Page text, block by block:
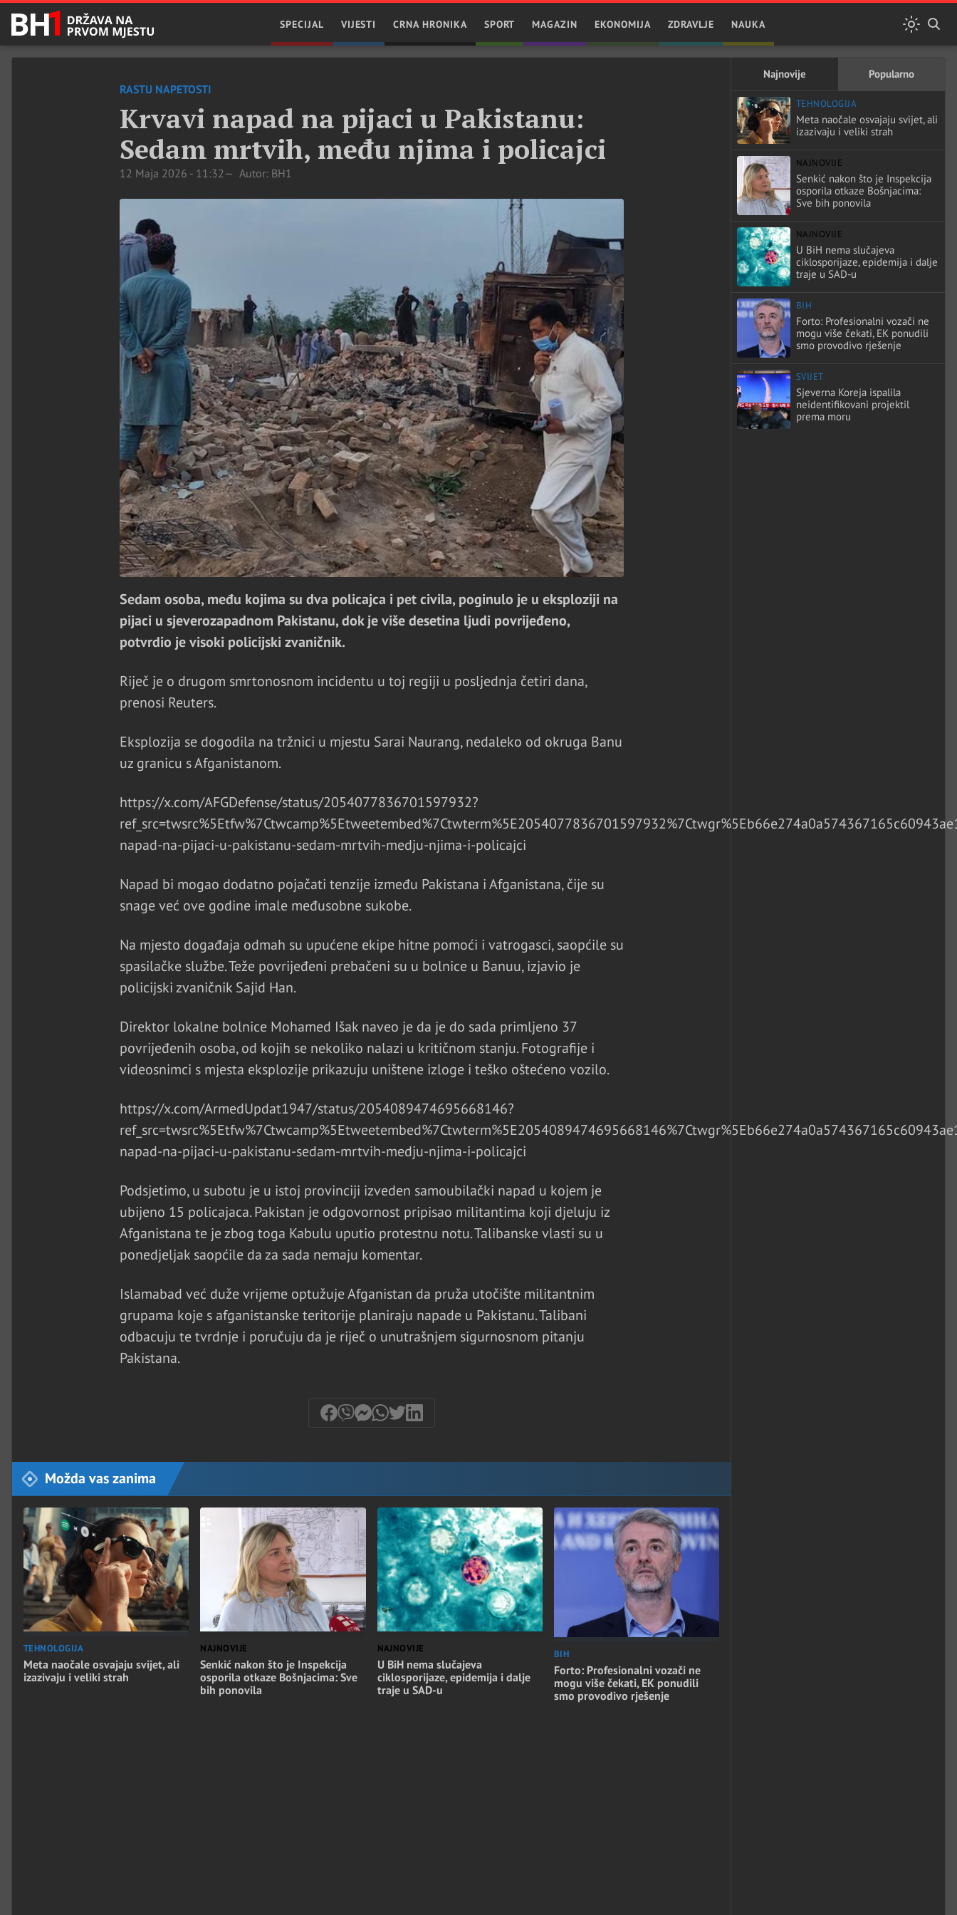
SPECIJAL VIJESTI CRNA HRONIKA SPORT MAGAZIN EKONOMIJA ZDRAVLJE NAUKA
RASTU NAPETOSTI
Krvavi napad na pijaci u Pakistanu:
Sedam mrtvih, među njima i policajci
12 Maja 2026 - 11:32 Autor: BH1
Sedam osoba, među kojima su dva policajca i pet civila, poginulo je u eksploziji na
pijaci u sjeverozapadnom Pakistanu, dok je više desetina ljudi povrijeđeno,
potvrdio je visoki policijski zvaničnik.
Riječ je o drugom smrtonosnom incidentu u toj regiji u posljednja četiri dana,
prenosi Reuters.
Eksplozija se dogodila na tržnici u mjestu Sarai Naurang, nedaleko od okruga Banu
uz granicu s Afganistanom.
https://x.com/AFGDefense/status/2054077836701597932?
napad-na-pijaci-u-pakistanu-sedam-mrtvih-medju-njima-i-policajci
Napad bi mogao dodatno pojačati tenzije između Pakistana i Afganistana, čije su
snage već ove godine imale međusobne sukobe.
Na mjesto događaja odmah su upućene ekipe hitne pomoći i vatrogasci, saopćile su
spasilačke službe. Teže povrijeđeni prebačeni su u bolnice u Banuu, izjavio je
policijski zvaničnik Sajid Han.
Direktor lokalne bolnice Mohamed Išak naveo je da je do sada primljeno 37
povrijeđenih osoba, od kojih se nekoliko nalazi u kritičnom stanju. Fotografije i
videosnimci s mjesta eksplozije prikazuju uništene izloge i teško oštećeno vozilo.
https://x.com/ArmedUpdat1947/status/2054089474695668146?
napad-na-pijaci-u-pakistanu-sedam-mrtvih-medju-njima-i-policajci
Podsjetimo, u subotu je u istoj provinciji izveden samoubilački napad u kojem je
ubijeno 15 policajaca. Pakistan je odgovornost pripisao militantima koji djeluju iz
Afganistana te je zbog toga Kabulu uputio protestnu notu. Talibanske vlasti su u
ponedjeljak saopćile da za sada nemaju komentar.
Islamabad već duže vrijeme optužuje Afganistan da pruža utočište militantnim
grupama koje s afganistanske teritorije planiraju napade u Pakistanu. Talibani
odbacuju te tvrdnje i poručuju da je riječ o unutrašnjem sigurnosnom pitanju
Pakistana.
Možda vas zanima
TEHNOLOGIJA
Meta naočale osvajaju svijet, ali
izazivaju i veliki strah
NAJNOVIJE
Senkić nakon što je Inspekcija
osporila otkaze Bošnjacima: Sve
bih ponovila
NAJNOVIJE
U BiH nema slučajeva
ciklosporijaze, epidemija i dalje
traje u SAD-u
BIH
Forto: Profesionalni vozači ne
mogu više čekati, EK ponudili
smo provodivo rješenje
Najnovije Popularno
TEHNOLOGIJA
Meta naočale osvajaju svijet, ali
izazivaju i veliki strah
NAJNOVIJE
Senkić nakon što je Inspekcija
osporila otkaze Bošnjacima:
Sve bih ponovila
NAJNOVIJE
U BiH nema slučajeva
ciklosporijaze, epidemija i dalje
traje u SAD-u
BIH
Forto: Profesionalni vozači ne
mogu više čekati, EK ponudili
smo provodivo rješenje
SVIJET
Sjeverna Koreja ispalila
neidentifikovani projektil
prema moru